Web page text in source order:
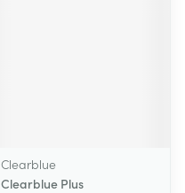
Clearblue
Clearblue Plus